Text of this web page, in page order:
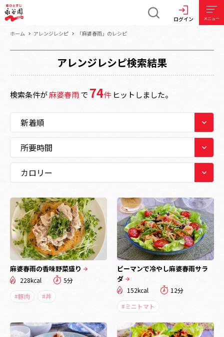
ログイン メニュー
ホーム アレンジレシピ 「麻婆春雨」のレシピ
アレンジレシピ検索結果
検索条件が麻婆春雨で 74件 ヒットしました。
麻婆春雨の香味野菜盛り
228kcal
5分
#豚肉
#丼
ピーマンで冷やし麻婆春雨サラ
ダ
152kcal
12分
#ミニトマト